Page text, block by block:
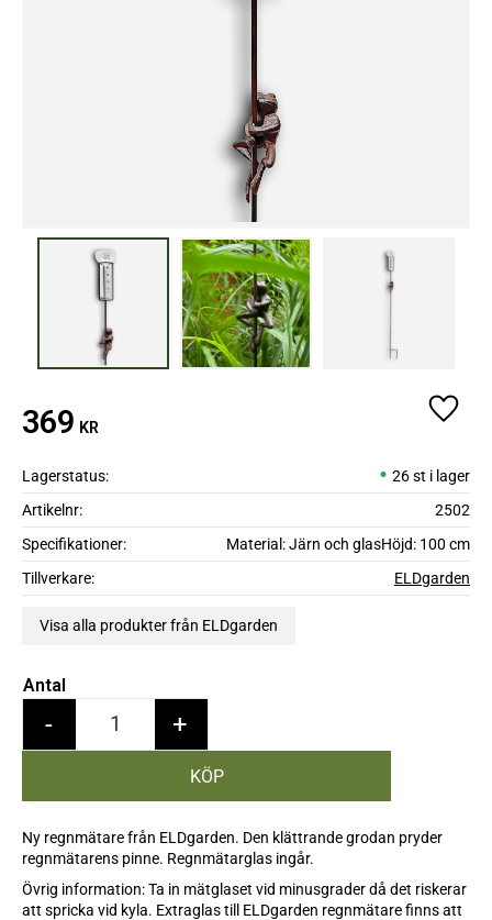
369 KR
Antal
+
-
Lägg
Ny regnmätare från ELDgarden. Den klättrande grodan pryder
regnmätarens pinne. Regnmätarglas ingår.
Övrig information: Ta in mätglaset vid minusgrader då det riskerar
att spricka vid kyla. Extraglas till ELDgarden regnmätare finns att
Lagerstatus
26 st i lager
Artikelnr
2502
Specifikationer
Material: Järn och glasHöjd: 100 cm
Tillverkare
ELDgarden
Visa alla produkter från ELDgarden